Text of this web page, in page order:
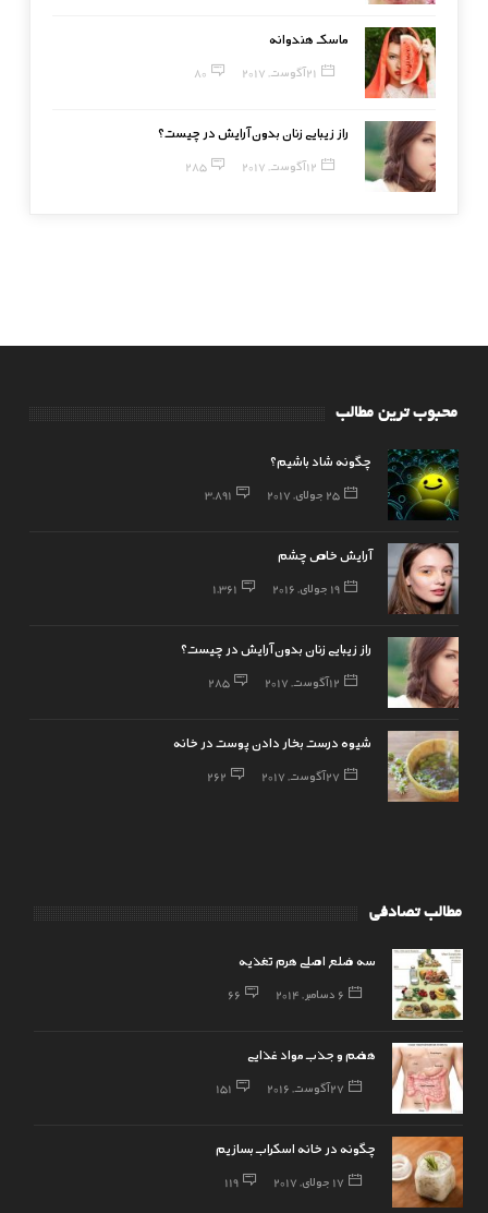
ماسک هندوانه
21 آگوست, 2017 80
راز زیبایی زنان بدون آرایش در چیست؟
12 آگوست, 2017 285
محبوب ترین مطالب
چگونه شاد باشیم؟
25 جولای, 2017 3,891
آرایش خاص چشم
19 جولای, 2016 1,361
راز زیبایی زنان بدون آرایش در چیست؟
12 آگوست, 2017 285
شیوه درست بخار دادن پوست در خانه
27 آگوست, 2017 262
مطالب تصادفی
سه ضلع اصلی هرم تغذیه
6 دسامبر, 2014 66
هضم و جذب مواد غذایی
27 آگوست, 2016 151
چگونه در خانه اسکراب بسازیم
17 جولای, 2017 119